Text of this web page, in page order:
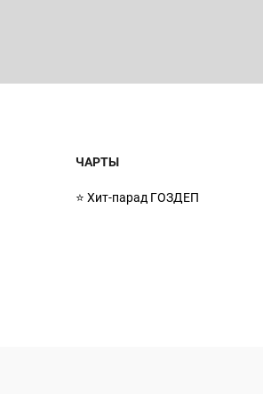
ЧАРТЫ
⭐ Хит-парад ГОЗДЕП